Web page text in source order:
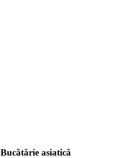
Bucătărie asiatică